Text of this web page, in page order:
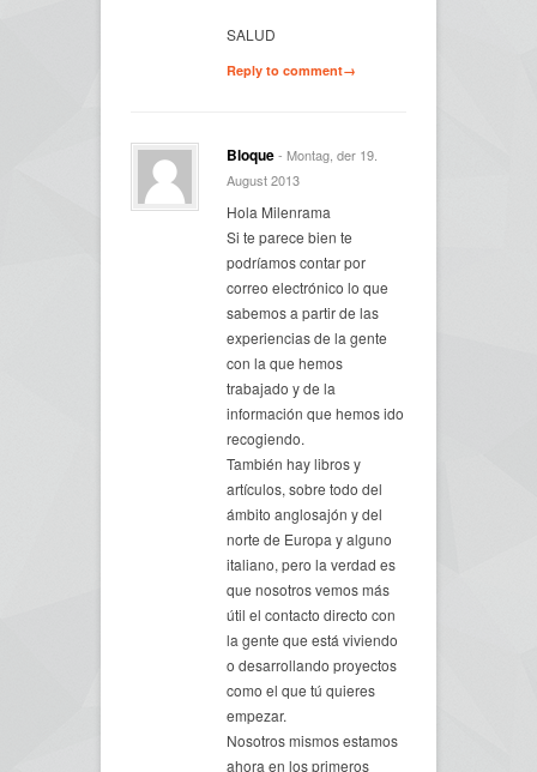
SALUD
Reply to comment→
Bloque- Montag, der 19.
August 2013
Hola Milenrama
Si te parece bien te
podríamos contar por
correo electrónico lo que
sabemos a partir de las
experiencias de la gente
con la que hemos
trabajado y de la
información que hemos ido
recogiendo.
También hay libros y
artículos, sobre todo del
ámbito anglosajón y del
norte de Europa y alguno
italiano, pero la verdad es
que nosotros vemos más
útil el contacto directo con
la gente que está viviendo
o desarrollando proyectos
como el que tú quieres
empezar.
Nosotros mismos estamos
ahora en los primeros